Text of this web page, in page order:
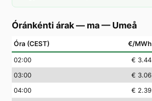
Óránkénti árak — ma— Umeå
Óra (CEST) €/MWh
02:00 € 3.44
03:00 € 3.06
04:00 € 2.39